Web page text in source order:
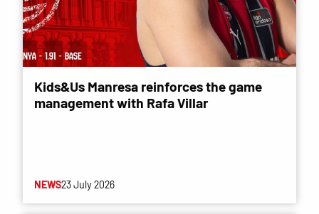
Kids&Us Manresa reinforces the game
management with Rafa Villar
NEWS23 July 2026